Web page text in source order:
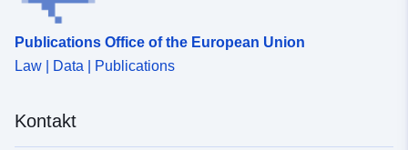
Publications Office of the European Union
Law | Data | Publications
Kontakt